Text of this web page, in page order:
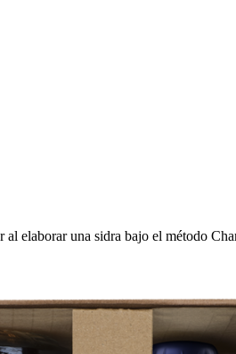
elaborar una sidra bajo el método